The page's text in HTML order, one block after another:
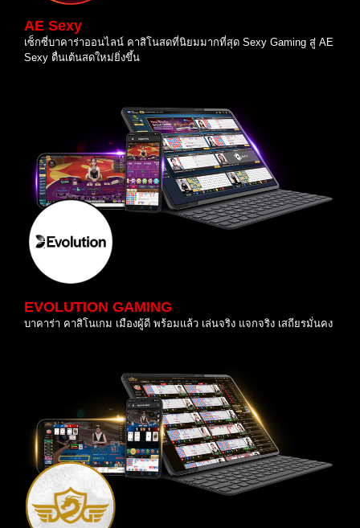
AE Sexy
เซ็กซี่บาคาร่าออนไลน์ คาสิโนสดที่นิยมมากที่สุด Sexy Gaming สู่ AE
Sexy ตื่นเต้นสดใหม่ยิ่งขึ้น
EVOLUTION GAMING
บาคาร่า คาสิโนเกม เมืองผู้ดี พร้อมแล้ว เล่นจริง แจกจริง เสถียรมั่นคง